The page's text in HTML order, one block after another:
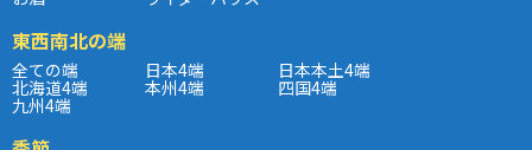
東西南北の端
全ての端 日本4端 日本本土4端
北海道4端 本州4端 四国4端
九州4端